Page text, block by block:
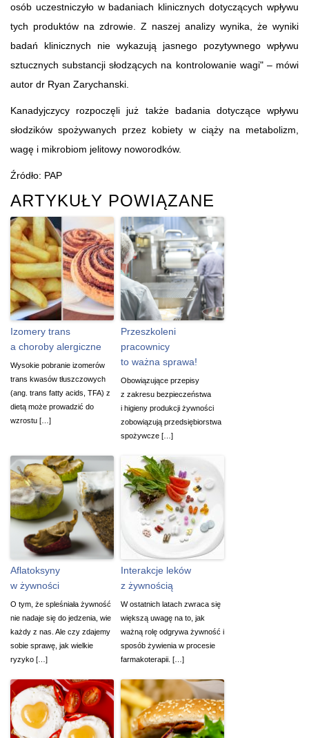
osób uczestniczyło w badaniach klinicznych dotyczących wpływu
tych produktów na zdrowie. Z naszej analizy wynika, że wyniki
badań klinicznych nie wykazują jasnego pozytywnego wpływu
sztucznych substancji słodzących na kontrolowanie wagi" – mówi
autor dr Ryan Zarychanski.
Kanadyjczycy rozpoczęli już także badania dotyczące wpływu
słodzików spożywanych przez kobiety w ciąży na metabolizm,
wagę i mikrobiom jelitowy noworodków.
Źródło: PAP
ARTYKUŁY POWIĄZANE
Izomery trans
a choroby alergiczne
Wysokie pobranie izomerów
trans kwasów tłuszczowych
(ang. trans fatty acids, TFA) z
dietą może prowadzić do
wzrostu […]
Przeszkoleni
pracownicy
to ważna sprawa!
Obowiązujące przepisy
z zakresu bezpieczeństwa
i higieny produkcji żywności
zobowiązują przedsiębiorstwa
spożywcze […]
Aflatoksyny
w żywności
O tym, że spleśniała żywność
nie nadaje się do jedzenia, wie
każdy z nas. Ale czy zdajemy
sobie sprawę, jak wielkie
ryzyko […]
Interakcje leków
z żywnością
W ostatnich latach zwraca się
większą uwagę na to, jak
ważną rolę odgrywa żywność i
sposób żywienia w procesie
farmakoterapii. […]